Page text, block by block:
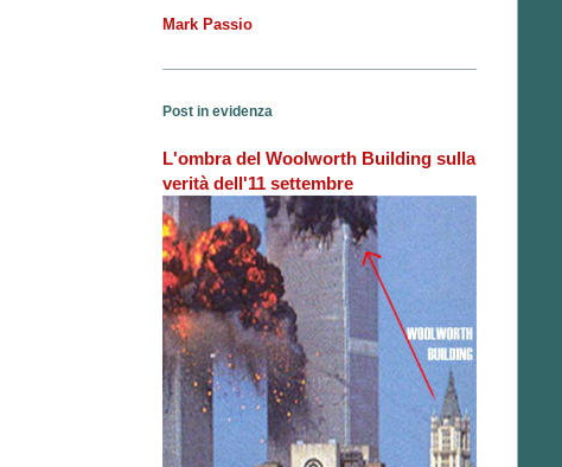
Mark Passio
Post in evidenza
L'ombra del Woolworth Building sulla
verità dell'11 settembre